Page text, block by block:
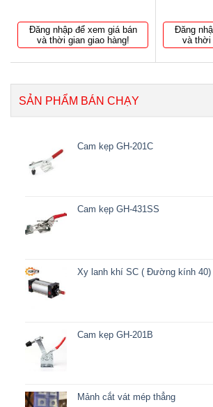
Đăng nhập để xem giá bán
và thời gian giao hàng!
Đăng
và thời
SẢN PHẨM BÁN CHẠY
Cam kẹp GH-201C
Cam kẹp GH-431SS
Xy lanh khí SC ( Đường kính 40)
Cam kẹp GH-201B
Mảnh cắt vát mép thẳng